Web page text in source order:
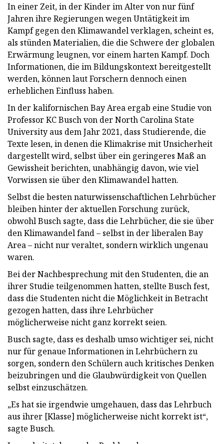
In einer Zeit, in der Kinder im Alter von nur fünf
Jahren ihre Regierungen wegen Untätigkeit im
Kampf gegen den Klimawandel verklagen, scheint es,
als stünden Materialien, die die Schwere der globalen
Erwärmung leugnen, vor einem harten Kampf. Doch
Informationen, die im Bildungskontext bereitgestellt
werden, können laut Forschern dennoch einen
erheblichen Einfluss haben.
In der kalifornischen Bay Area ergab eine Studie von
Professor KC Busch von der North Carolina State
University aus dem Jahr 2021, dass Studierende, die
Texte lesen, in denen die Klimakrise mit Unsicherheit
dargestellt wird, selbst über ein geringeres Maß an
Gewissheit berichten, unabhängig davon, wie viel
Vorwissen sie über den Klimawandel hatten.
Selbst die besten naturwissenschaftlichen Lehrbücher
bleiben hinter der aktuellen Forschung zurück,
obwohl Busch sagte, dass die Lehrbücher, die sie über
den Klimawandel fand – selbst in der liberalen Bay
Area – nicht nur veraltet, sondern wirklich ungenau
waren.
Bei der Nachbesprechung mit den Studenten, die an
ihrer Studie teilgenommen hatten, stellte Busch fest,
dass die Studenten nicht die Möglichkeit in Betracht
gezogen hatten, dass ihre Lehrbücher
möglicherweise nicht ganz korrekt seien.
Busch sagte, dass es deshalb umso wichtiger sei, nicht
nur für genaue Informationen in Lehrbüchern zu
sorgen, sondern den Schülern auch kritisches Denken
beizubringen und die Glaubwürdigkeit von Quellen
selbst einzuschätzen.
„Es hat sie irgendwie umgehauen, dass das Lehrbuch
aus ihrer [Klasse] möglicherweise nicht korrekt ist“,
sagte Busch.